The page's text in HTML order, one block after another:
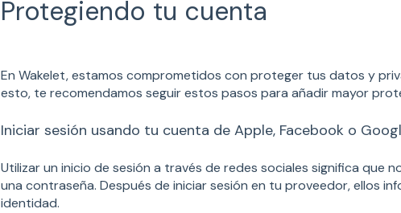
Protegiendo tu cuenta
En Wakelet, estamos comprometidos con proteger tus datos y
esto, te recomendamos seguir estos pasos para añadir mayor
Iniciar sesión usando tu cuenta de Apple, Facebook o
Utilizar un inicio de sesión a través de redes sociales significa que
una contraseña. Después de iniciar sesión en tu proveedor, ellos
identidad.